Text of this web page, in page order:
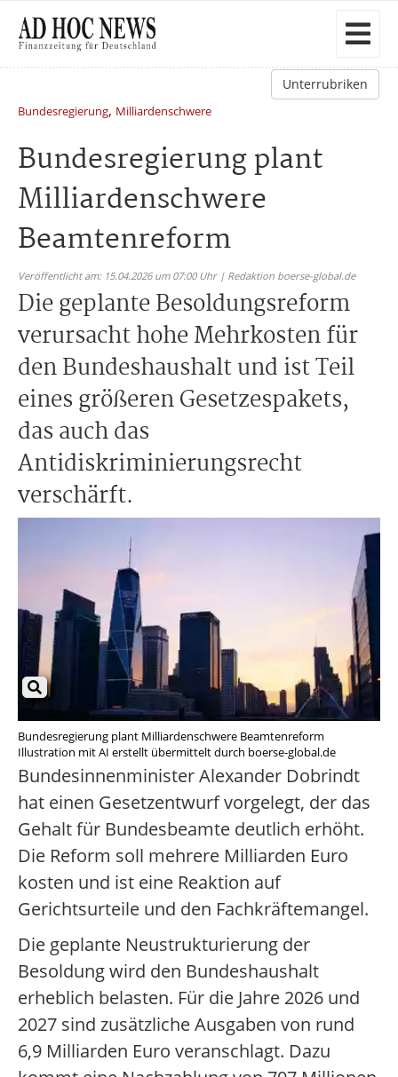
Unterrubriken
Bundesregierung, Milliardenschwere
Bundesregierung plant
Milliardenschwere
Beamtenreform
Veröffentlicht am: 15.04.2026 um 07:00 Uhr | Redaktion boerse-global.de
Die geplante Besoldungsreform
verursacht hohe Mehrkosten für
den Bundeshaushalt und ist Teil
eines größeren Gesetzespakets,
das auch das
Antidiskriminierungsrecht
verschärft.
Bundesregierung plant Milliardenschwere Beamtenreform
Illustration mit AI erstellt übermittelt durch boerse-global.de
Bundesinnenminister Alexander Dobrindt
hat einen Gesetzentwurf vorgelegt, der das
Gehalt für Bundesbeamte deutlich erhöht.
Die Reform soll mehrere Milliarden Euro
kosten und ist eine Reaktion auf
Gerichtsurteile und den Fachkräftemangel.
Die geplante Neustrukturierung der
Besoldung wird den Bundeshaushalt
erheblich belasten. Für die Jahre 2026 und
2027 sind zusätzliche Ausgaben von rund
6,9 Milliarden Euro veranschlagt. Dazu